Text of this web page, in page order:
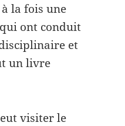
diminuer
la fois une
ont conduit
et
un livre
visiter le